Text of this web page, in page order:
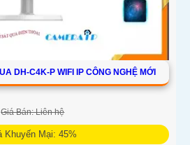
DH-C4K-P WIFI IP CÔNG NGHỆ MỚI
Giá Bán: Liên hệ
Khuyến Mại: 45%